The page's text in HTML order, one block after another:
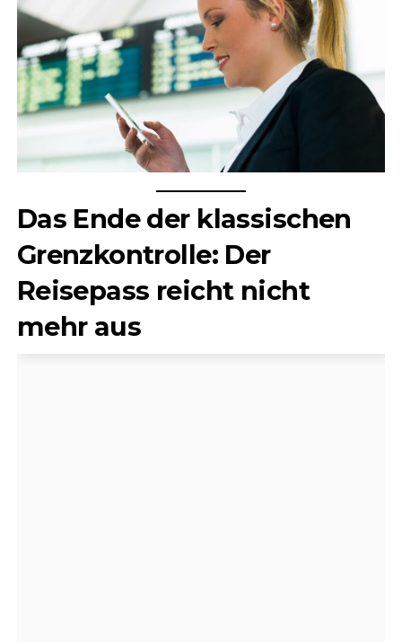
Das Ende der klassischen
Grenzkontrolle: Der
Reisepass reicht nicht
mehr aus